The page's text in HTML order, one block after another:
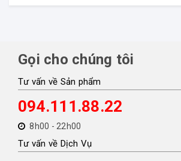
Gọi cho chúng tôi
Tư vấn về Sản phẩm
094.111.88.22
8h00 - 22h00
Tư vấn về Dịch Vụ